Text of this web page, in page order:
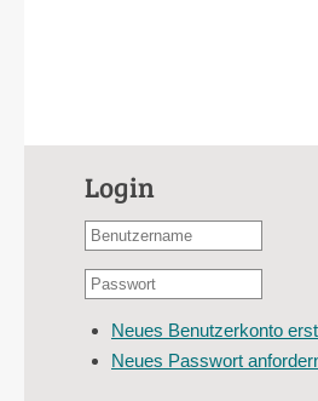
Login
Benutzername
E-
Adresse
Passwort
Neues Benutzerkonto
Neues Passwort